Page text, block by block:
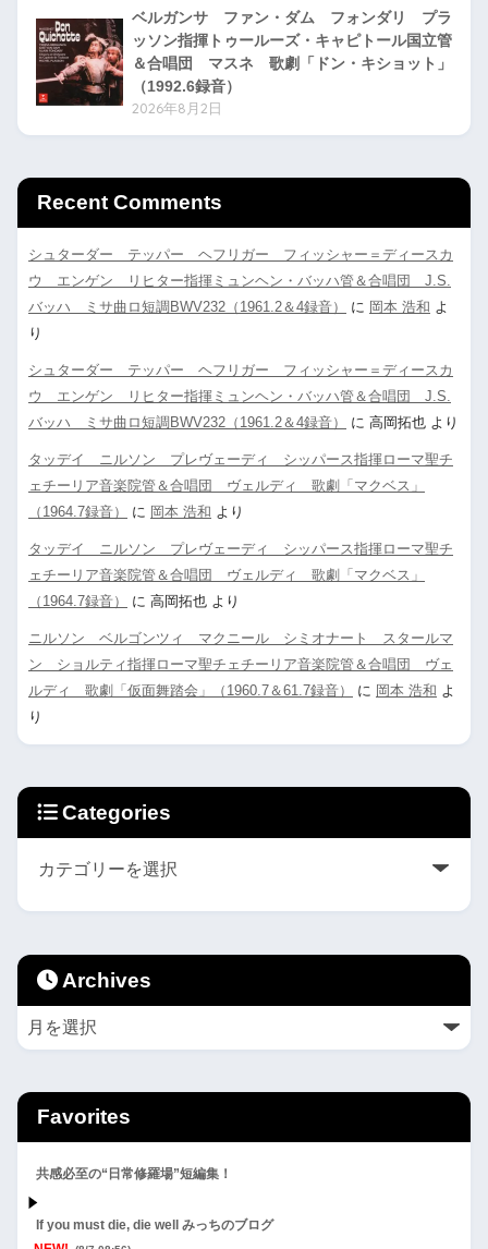
ベルガンサ ファン・ダム フォンダリ プラ
ッソン指揮トゥールーズ・キャピトール国立管
＆合唱団 マスネ 歌劇「ドン・キショット」
（1992.6録音）
2026年8月2日
Recent Comments
シュターダー テッパー ヘフリガー フィッシャー＝ディースカ
ウ エンゲン リヒター指揮ミュンヘン・バッハ管＆合唱団 J.S.
バッハ ミサ曲ロ短調BWV232（1961.2＆4録音）
に 岡本 浩和 よ
り
シュターダー テッパー ヘフリガー フィッシャー＝ディースカ
ウ エンゲン リヒター指揮ミュンヘン・バッハ管＆合唱団 J.S.
バッハ ミサ曲ロ短調BWV232（1961.2＆4録音）
に 高岡拓也 より
タッデイ ニルソン プレヴェーディ シッパース指揮ローマ聖チ
ェチーリア音楽院管＆合唱団 ヴェルディ 歌劇「マクベス」
（1964.7録音）
に 岡本 浩和 より
タッデイ ニルソン プレヴェーディ シッパース指揮ローマ聖チ
ェチーリア音楽院管＆合唱団 ヴェルディ 歌劇「マクベス」
（1964.7録音）
に 高岡拓也 より
ニルソン ベルゴンツィ マクニール シミオナート スタールマ
ン ショルティ指揮ローマ聖チェチーリア音楽院管＆合唱団 ヴェ
ルディ 歌劇「仮面舞踏会」（1960.7＆61.7録音）
に 岡本 浩和 よ
り
Categories
Archives
Favorites
共感必至の“日常修羅場”短編集！
If you must die, die well みっちのブログ